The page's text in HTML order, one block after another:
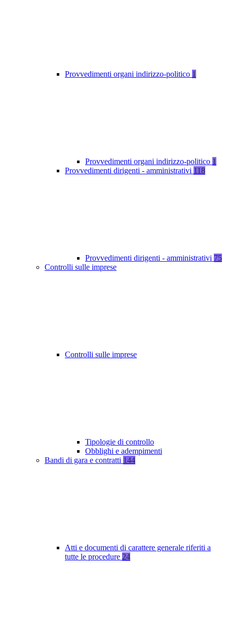
Provvedimenti organi indirizzo-politico 1
Provvedimenti organi indirizzo-politico 1
Provvedimenti dirigenti - amministrativi 118
Provvedimenti dirigenti - amministrativi 75
Controlli sulle imprese
Controlli sulle imprese
Tipologie di controllo
Obblighi e adempimenti
Bandi di gara e contratti 144
Atti e documenti di carattere generale riferiti a
tutte le procedure 24